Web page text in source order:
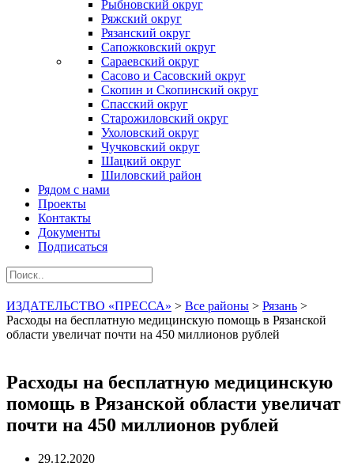
Рыбновский округ
Ряжский округ
Рязанский округ
Сапожковский округ
Сараевский округ
Сасово и Сасовский округ
Скопин и Скопинский округ
Спасский округ
Старожиловский округ
Ухоловский округ
Чучковский округ
Шацкий округ
Шиловский район
Рядом с нами
Проекты
Контакты
Документы
Подписаться
ИЗДАТЕЛЬСТВО «ПРЕССА» > Все районы > Рязань >
Расходы на бесплатную медицинскую помощь в Рязанской
области увеличат почти на 450 миллионов рублей
Расходы на бесплатную медицинскую
помощь в Рязанской области увеличат
почти на 450 миллионов рублей
29.12.2020